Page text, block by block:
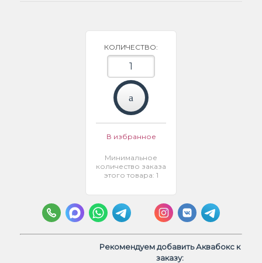
КОЛИЧЕСТВО:
В избранное
Минимальное
количество заказа
этого товара: 1
Рекомендуем добавить Аквабокс к
заказу: